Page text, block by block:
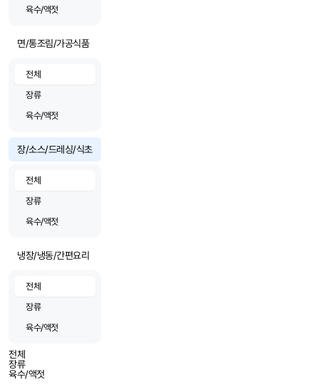
육수/액젓
면/통조림/가공식품
전체
장류
육수/액젓
장/소스/드레싱/식초
전체
장류
육수/액젓
냉장/냉동/간편요리
전체
장류
육수/액젓
전체
장류
육수/액젓